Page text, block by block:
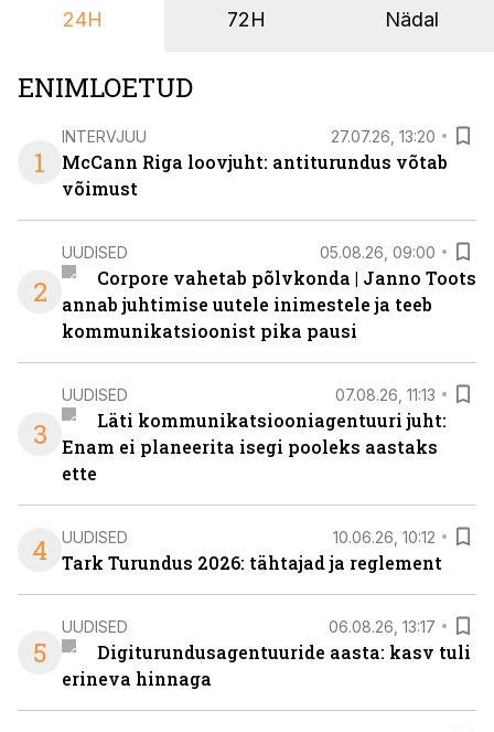
nendele vajadustele vastanud uuendusega, mis pakub
24H 72H Nädal
ENIMLOETUD
1
INTERVJUU 27.07.26, 13:20
McCann Riga loovjuht: antiturundus võtab
võimust
2
UUDISED 05.08.26, 09:00
Corpore vahetab põlvkonda | Janno Toots
annab juhtimise uutele inimestele ja teeb
kommunikatsioonist pika pausi
3
UUDISED 07.08.26, 11:13
Läti kommunikatsiooniagentuuri juht:
Enam ei planeerita isegi pooleks aastaks
ette
4 UUDISED 10.06.26, 10:12
Tark Turundus 2026: tähtajad ja reglement
5
UUDISED 06.08.26, 13:17
Digiturundusagentuuride aasta: kasv tuli
erineva hinnaga